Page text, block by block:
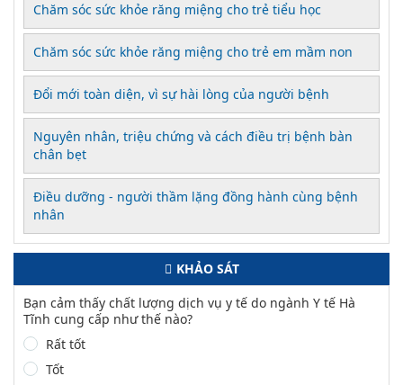
Chăm sóc sức khỏe răng miệng cho trẻ tiểu học
Chăm sóc sức khỏe răng miệng cho trẻ em mầm non
Đổi mới toàn diện, vì sự hài lòng của người bệnh
Nguyên nhân, triệu chứng và cách điều trị bệnh bàn
chân bẹt
Điều dưỡng - người thầm lặng đồng hành cùng bệnh
nhân
KHẢO SÁT
Bạn cảm thấy chất lượng dịch vụ y tế do ngành Y tế Hà
Tĩnh cung cấp như thế nào?
Rất tốt
Tốt